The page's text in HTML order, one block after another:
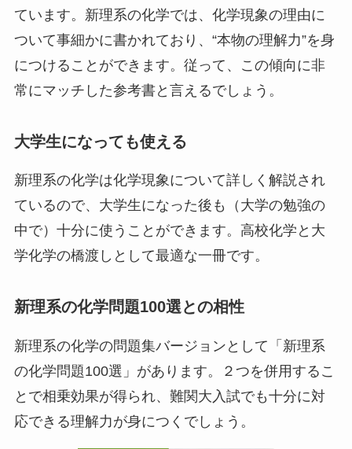
ています。新理系の化学では、化学現象の理由に
ついて事細かに書かれており、“本物の理解力”を身
につけることができます。従って、この傾向に非
常にマッチした参考書と言えるでしょう。
大学生になっても使える
新理系の化学は化学現象について詳しく解説され
ているので、大学生になった後も（大学の勉強の
中で）十分に使うことができます。高校化学と大
学化学の橋渡しとして最適な一冊です。
新理系の化学問題100選との相性
新理系の化学の問題集バージョンとして「新理系
の化学問題100選」があります。２つを併用するこ
とで相乗効果が得られ、難関大入試でも十分に対
応できる理解力が身につくでしょう。